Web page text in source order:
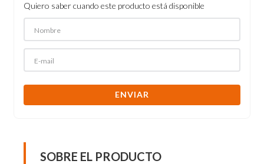
Quiero saber cuando este producto está disponible
ENVIAR
SOBRE EL PRODUCTO